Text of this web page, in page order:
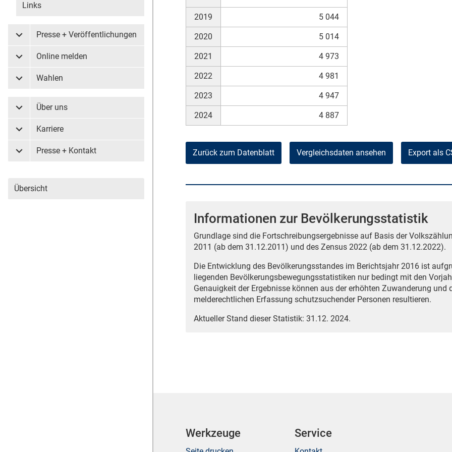
Links
Untermenü Presse + Veröffentlichungen
Presse + Veröffentlichungen
Untermenü Online melden
Online melden
Untermenü Wahlen
Wahlen
Untermenü Über uns
Über uns
Untermenü Karriere
Karriere
Untermenü Presse + Kontakt
Presse + Kontakt
Übersicht
2019 5 044
2020 5 014
2021 4 973
2022 4 981
2023 4 947
2024 4 887
Zurück zum Datenblatt Vergleichsdaten ansehen Export als
Informationen zur Bevölkerungsstatistik
Grundlage sind die Fortschreibungsergebnisse auf Basis der
2011 (ab dem 31.12.2011) und des Zensus 2022 (ab dem 31.12.2022).
Die Entwicklung des Bevölkerungsstandes im Berichtsjahr 2016 ist
liegenden Bevölkerungsbewegungsstatistiken nur bedingt mit den
Genauigkeit der Ergebnisse können aus der erhöhten Zuwanderung
melderechtlichen Erfassung schutzsuchender Personen resultieren.
Aktueller Stand dieser Statistik: 31.12. 2024.
Werkzeuge Service